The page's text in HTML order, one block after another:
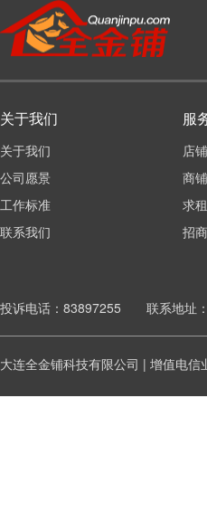
关于我们
关于我们
公司愿景
工作标准
联系我们
服
店
商
求
招
投诉电话：83897255 联系地址：
大连全金铺科技有限公司 | 增值电信